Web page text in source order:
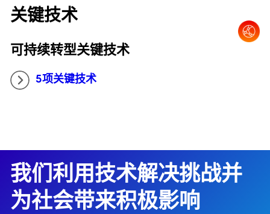
关键技术
可持续转型关键技术
5项关键技术
我们利用技术解决挑战并
为社会带来积极影响